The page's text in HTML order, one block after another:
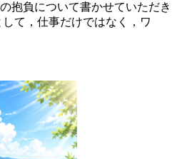
抱負について書かせていただき
て，仕事だけではなく，ワ